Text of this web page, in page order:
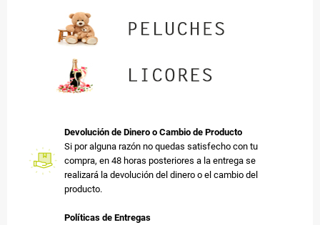
Devolución de Dinero o Cambio de Producto
Si por alguna razón no quedas satisfecho con tu
compra, en 48 horas posteriores a la entrega se
realizará la devolución del dinero o el cambio del
producto.
Políticas de Entregas